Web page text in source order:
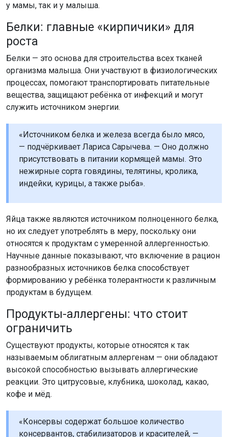
у мамы, так и у малыша.
Белки: главные «кирпичики» для
роста
Белки — это основа для строительства всех тканей
организма малыша. Они участвуют в физиологических
процессах, помогают транспортировать питательные
вещества, защищают ребёнка от инфекций и могут
служить источником энергии.
«Источником белка и железа всегда было мясо,
— подчёркивает Лариса Сарычева. — Оно должно
присутствовать в питании кормящей мамы. Это
нежирные сорта говядины, телятины, кролика,
индейки, курицы, а также рыба».
Яйца также являются источником полноценного белка,
но их следует употреблять в меру, поскольку они
относятся к продуктам с умеренной аллергенностью.
Научные данные показывают, что включение в рацион
разнообразных источников белка способствует
формированию у ребёнка толерантности к различным
продуктам в будущем.
Продукты-аллергены: что стоит
ограничить
Существуют продукты, которые относятся к так
называемым облигатным аллергенам — они обладают
высокой способностью вызывать аллергические
реакции. Это цитрусовые, клубника, шоколад, какао,
кофе и мёд.
«Консервы содержат большое количество
консервантов, стабилизаторов и красителей, —